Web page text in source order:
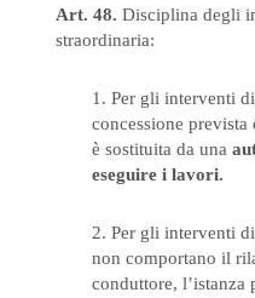
Art. 48. Disciplina degli
straordinaria:
1. Per gli interventi di
concessione
è sostituita da una
eseguire i lavori.
2. Per gli interventi di
non comportano il
conduttore, l’istanza